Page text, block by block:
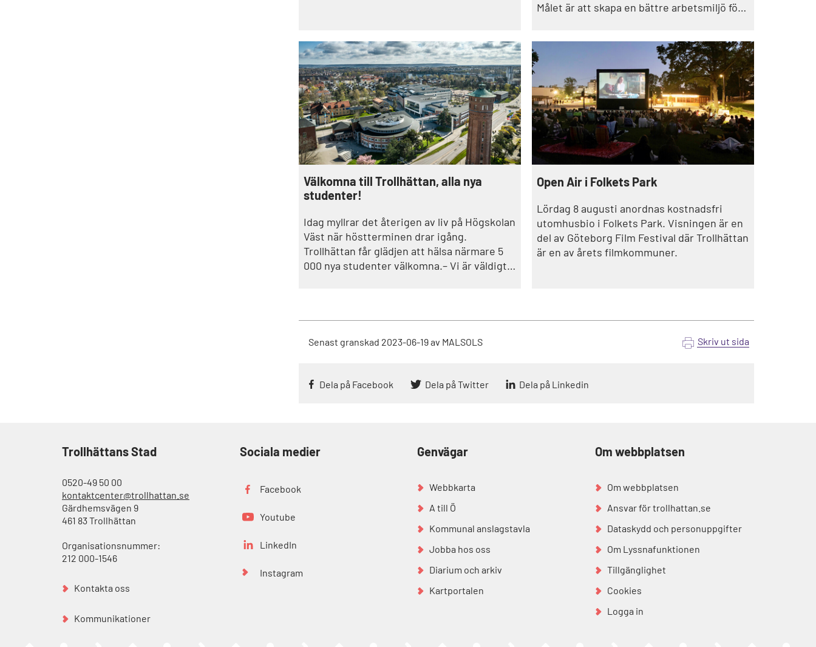
Målet är att skapa en bättre arbetsmiljö för
Välkomna till Trollhättan, alla nya
studenter!
Idag myllrar det återigen av liv på Högskolan
Väst när höstterminen drar igång.
Trollhättan får glädjen att hälsa närmare 5
000 nya studenter välkomna.– Vi är väldigt
kompetensförsörjning.
Open Air i Folkets Park
Lördag 8 augusti anordnas kostnadsfri
utomhusbio i Folkets Park. Visningen är en
del av Göteborg Film Festival där Trollhättan
är en av årets filmkommuner.
Senast granskad 2023-06-19av MALSOLS Skriv ut sida
Dela på Facebook Dela på Twitter Dela på Linkedin
Trollhättans Stad
0520-49 50 00
kontaktcenter@trollhattan.se
Gärdhemsvägen 9
461 83 Trollhättan
Organisationsnummer:
212 000-1546
Kontakta oss
Kommunikationer
Sociala medier
Facebook
Youtube
LinkedIn
Instagram
Genvägar
Webbkarta
A till Ö
Kommunal anslagstavla
Jobba hos oss
Diarium och arkiv
Kartportalen
Om webbplatsen
Om webbplatsen
Ansvar för trollhattan.se
Dataskydd och personuppgifter
Om Lyssnafunktionen
Tillgänglighet
Cookies
Logga in